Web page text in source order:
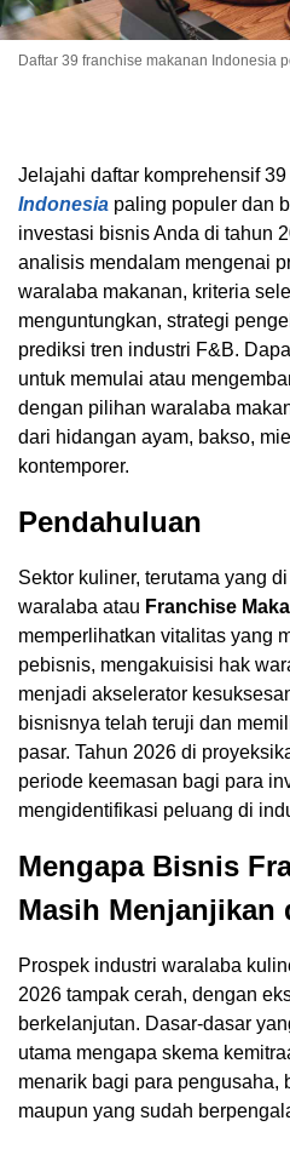
Daftar 39 franchise makanan Indonesia
Jelajahi daftar komprehensif 39
Indonesia paling populer dan
investasi bisnis Anda di tahun
analisis mendalam mengenai
waralaba makanan, kriteria
menguntungkan, strategi
prediksi tren industri F&B.
untuk memulai atau
dengan pilihan waralaba
dari hidangan ayam, bakso,
kontemporer.
Pendahuluan
Sektor kuliner, terutama yang
waralaba atau Franchise
memperlihatkan vitalitas yang
pebisnis, mengakuisisi hak
menjadi akselerator
bisnisnya telah teruji dan
pasar. Tahun 2026 di
periode keemasan bagi para
mengidentifikasi peluang di
Mengapa Bisnis
Masih Menjanjikan
Prospek industri waralaba
2026 tampak cerah, dengan
berkelanjutan. Dasar-dasar
utama mengapa skema
menarik bagi para pengusaha,
maupun yang sudah